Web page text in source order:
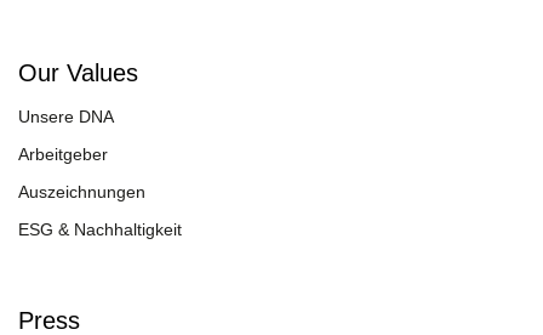
Our Values
Unsere DNA
Arbeitgeber
Auszeichnungen
ESG & Nachhaltigkeit
Press